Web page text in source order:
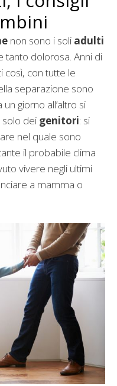
non sono i soli adulti
tanto dolorosa. Anni di
così, con tutte le
separazione sono
un giorno all’altro si
dei genitori: si
nel quale sono
il probabile clima
vivere negli ultimi
a mamma o